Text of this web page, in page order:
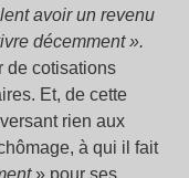
avoir un revenu
décemment».
de cotisations
Et, de cette
rien aux
à qui il fait
» pour ses